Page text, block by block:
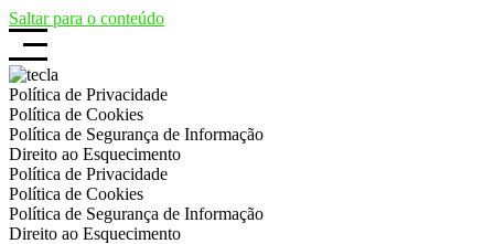
Saltar para o conteúdo
Política de Privacidade
Política de Cookies
Política de Segurança de Informação
Direito ao Esquecimento
Política de Privacidade
Política de Cookies
Política de Segurança de Informação
Direito ao Esquecimento